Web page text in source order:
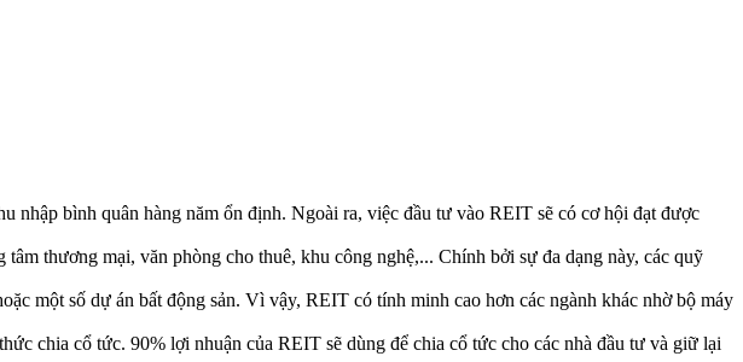
nhập bình quân hàng năm ổn định. Ngoài ra, việc đầu tư vào REIT sẽ có cơ hội đạt được
thương mại, văn phòng cho thuê, khu công nghệ,... Chính bởi sự đa dạng này, các quỹ
một số dự án bất động sản. Vì vậy, REIT có tính minh cao hơn các ngành khác nhờ bộ máy
chia cổ tức. 90% lợi nhuận của REIT sẽ dùng để chia cổ tức cho các nhà đầu tư và giữ lại